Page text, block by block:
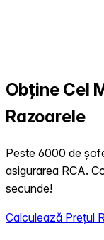
Obține Cel
Razoarele
Peste 6000 de
asigurarea RCA.
secunde!
Calculează Prețul